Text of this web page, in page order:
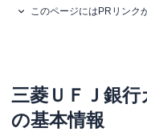
このページにはPRリンク
三菱ＵＦＪ銀
の基本情報